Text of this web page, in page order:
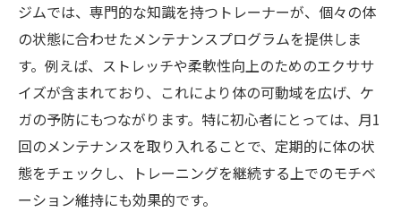
ジムでは、専門的な知識を持つトレーナーが、個々の体
の状態に合わせたメンテナンスプログラムを提供しま
す。例えば、ストレッチや柔軟性向上のためのエクササ
イズが含まれており、これにより体の可動域を広げ、ケ
ガの予防にもつながります。特に初心者にとっては、月1
回のメンテナンスを取り入れることで、定期的に体の状
態をチェックし、トレーニングを継続する上でのモチベ
ーション維持にも効果的です。